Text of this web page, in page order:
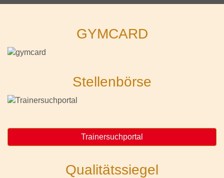
GYMCARD
Stellenbörse
Trainersuchportal
Qualitätssiegel